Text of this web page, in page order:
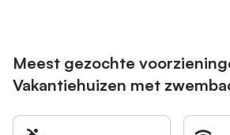
Meest gezochte
Vakantiehuizen met